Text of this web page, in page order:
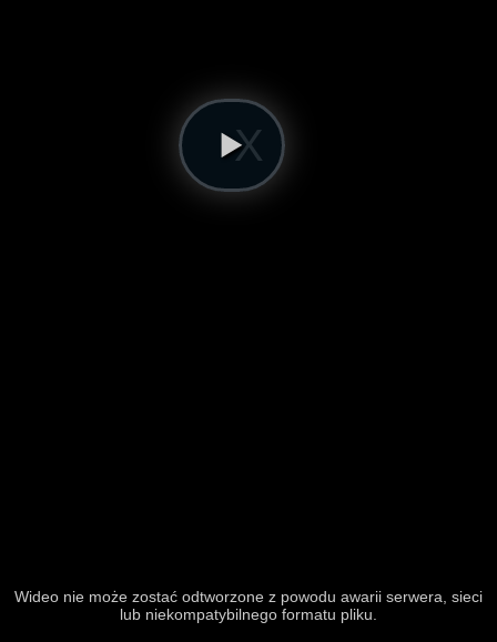
Wideo nie może zostać odtworzone z powodu awarii serwera, sieci
lub niekompatybilnego formatu pliku.